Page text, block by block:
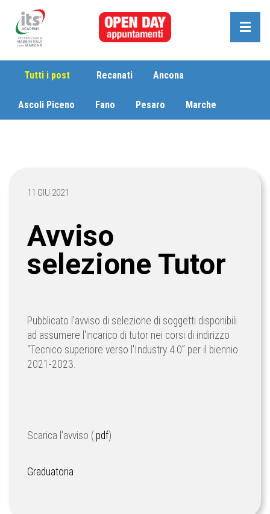
Tutti i post Recanati Ancona
Ascoli Piceno Fano Pesaro Marche
11 GIU 2021
Avviso
selezione Tutor
Pubblicato l'avviso di selezione di soggetti disponibili
ad assumere l'incarico di tutor nei corsi di indirizzo
“Tecnico superiore verso l'Industry 4.0” per il biennio
2021-2023.
Scarica l'avviso (.pdf)
Graduatoria